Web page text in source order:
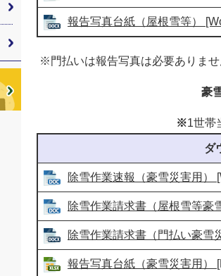
報告写真台紙（屋根雪等）
※門払いは報告写真は必要ありませ
豪
※1世帯
ダ
除雪作業速報（豪雪災害用）
除雪作業請求書（屋根雪等豪
除雪作業請求書（門払い豪雪
報告写真台紙（豪雪災害用）